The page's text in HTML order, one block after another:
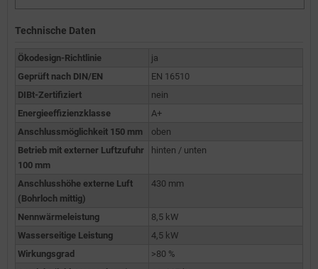
Technische Daten
Ökodesign-Richtlinie
ja
Geprüft nach DIN/EN
EN 16510
DIBt-Zertifiziert
nein
Energieeffizienzklasse
A+
Anschlussmöglichkeit 150 mm
oben
Betrieb mit externer Luftzufuhr
100 mm
hinten / unten
Anschlusshöhe externe Luft
(Bohrloch mittig)
430 mm
Nennwärmeleistung
8,5 kW
Wasserseitige Leistung
4,5 kW
Wirkungsgrad
>80 %